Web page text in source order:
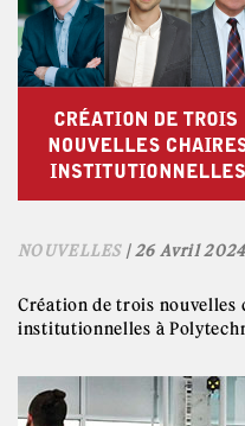
NOUVELLES| 26 Avril 2024
Création de trois nouvelles
institutionnelles à